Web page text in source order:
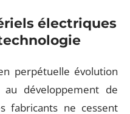
électriques
perpétuelle évolution
développement de
fabricants ne cessent